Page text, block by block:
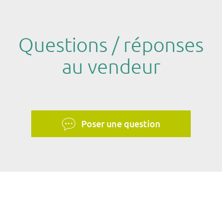
Questions / réponses
au vendeur
Poser une question